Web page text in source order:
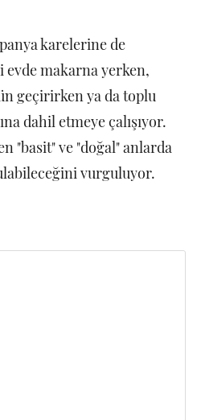
karelerine de
evde makarna yerken,
geçirirken ya da toplu
dahil etmeye çalışıyor.
"basit" ve "doğal" anlarda
vurguluyor.